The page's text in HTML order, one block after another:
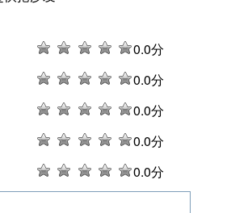
0.0分
0.0分
0.0分
0.0分
0.0分